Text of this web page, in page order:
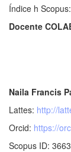
Índice h
Docente
Naila Francis
Lattes: http://
Orcid: https://
Scopus ID: